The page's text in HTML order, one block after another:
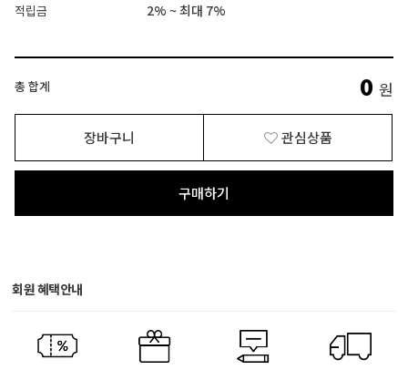
적립금 2% ~ 최대 7%
총 합계 0 원
장바구니 관심상품
구매하기
회원 혜택안내